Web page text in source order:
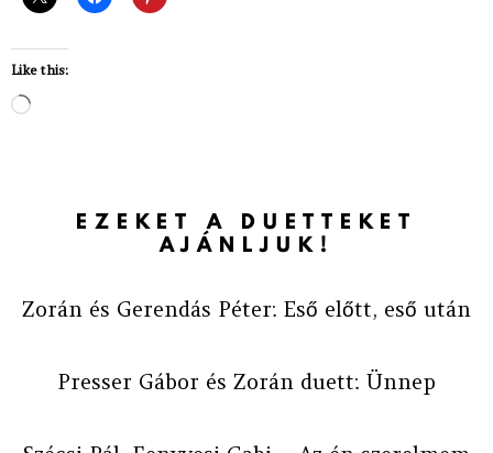
Like this:
EZEKET A DUETTEKET
AJÁNLJUK!
Zorán és Gerendás Péter: Eső előtt, eső után
Presser Gábor és Zorán duett: Ünnep